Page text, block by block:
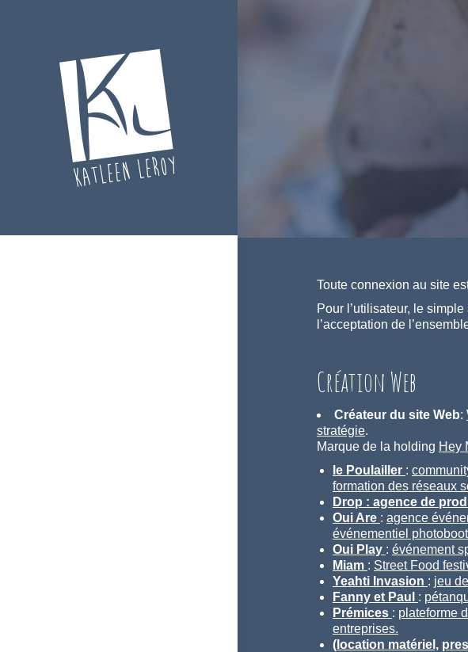
Toute connexion au site
Pour l’utilisateur, le
l’acceptation de
Création Web
Créateur du site Web:
stratégie.
Marque de la holding Hey
le Poulailler :
formation des réseaux
Drop : agence de
Oui Are : agence
événementiel
Oui Play : événement
Miam : Street Food
Yeahti Invasion : jeu
Fanny et Paul :
Prémices : plateforme
entreprises.
(location matériel,